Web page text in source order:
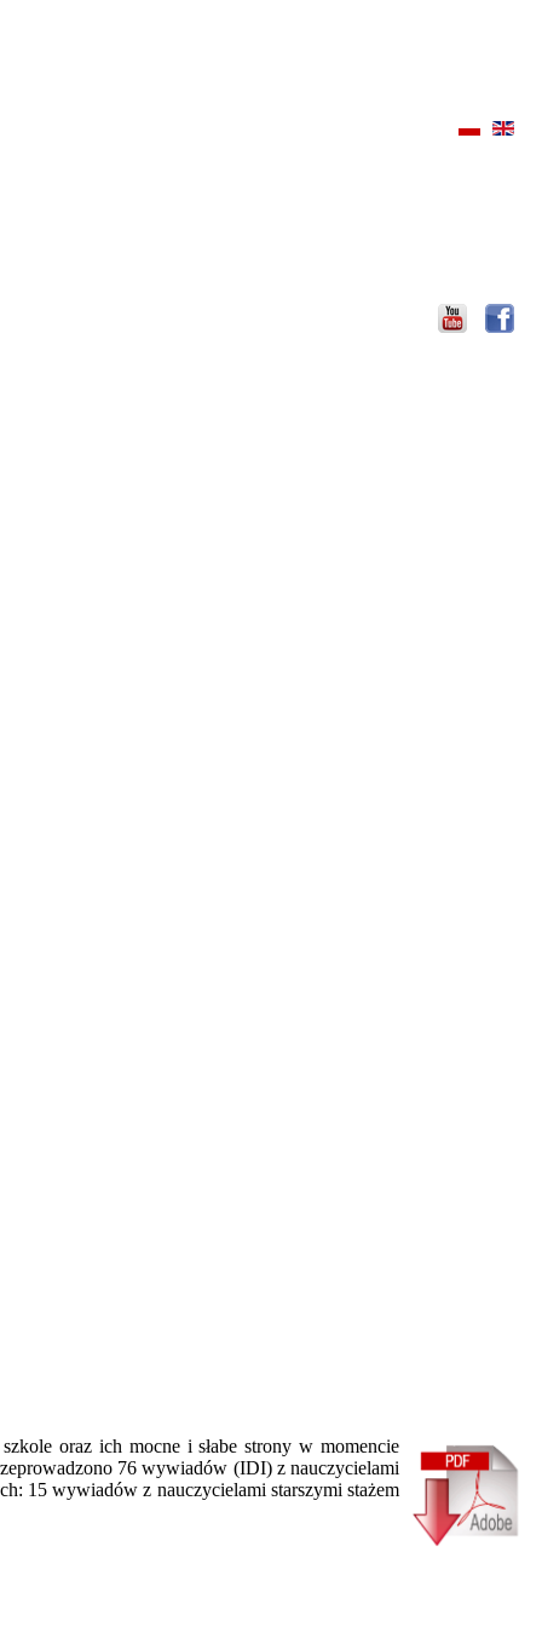
oraz ich mocne i słabe strony w momencie
76 wywiadów (IDI) z nauczycielami
15 wywiadów z nauczycielami starszymi stażem